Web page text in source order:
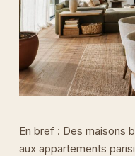
En bref : Des maisons
aux appartements